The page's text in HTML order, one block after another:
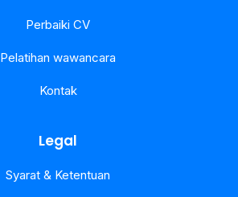
Perbaiki CV
Pelatihan wawancara
Kontak
Legal
Syarat & Ketentuan